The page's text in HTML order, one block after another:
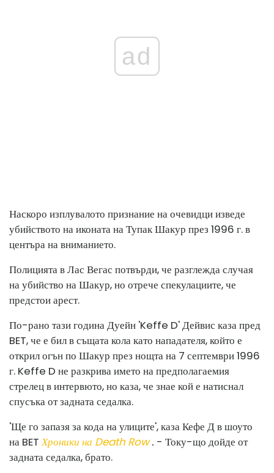
ad
Наскоро изплувалото признание на очевидци изведе
убийството на иконата на Тупак Шакур през 1996 г. в
центъра на вниманието.
Полицията в Лас Вегас потвърди, че разглежда случая
на убийство на Шакур, но отрече спекулациите, че
предстои арест.
По-рано тази година Дуейн 'Keffe D' Дейвис каза пред
BET, че е бил в същата кола като нападателя, който е
открил огън по Шакур през нощта на 7 септември 1996
г. Keffe D не разкрива името на предполагаемия
стрелец в интервюто, но каза, че знае кой е натиснал
спусъка от задната седалка.
'Ще го запазя за кода на улиците', каза Кефе Д в шоуто
на BETХроники на Death Row. - Току-що дойде от
задната седалка, брато.